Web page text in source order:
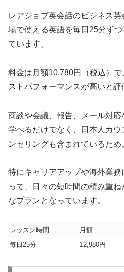
レアジョブ英会話のビジネス
場で使える英語を毎日25分ず
ています。
料金は月額10,780円（税込）
ストパフォーマンスが高いと評
商談や会議、報告、メール対
学べるだけでなく、日本人カ
ンセリングも含まれているため
特にキャリアアップや海外業
って、日々の短時間の積み重
なプランとなっています。
レッスン時間 月額
毎日25分
12,980円